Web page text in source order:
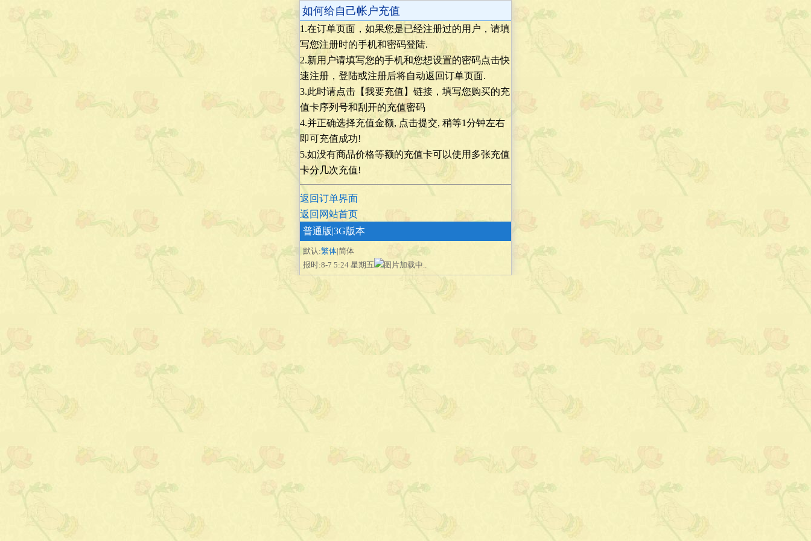
如何给自己帐户充值
1.在订单页面，如果您是已经注册过的用户，请填
写您注册时的手机和密码登陆.
2.新用户请填写您的手机和您想设置的密码点击快
速注册，登陆或注册后将自动返回订单页面.
3.此时请点击【我要充值】链接，填写您购买的充
值卡序列号和刮开的充值密码
4.并正确选择充值金额, 点击提交, 稍等1分钟左右
即可充值成功!
5.如没有商品价格等额的充值卡可以使用多张充值
卡分几次充值!
返回订单界面
返回网站首页
普通版|3G版本
默认:繁体|简体
报时:8-7 5:24 星期五